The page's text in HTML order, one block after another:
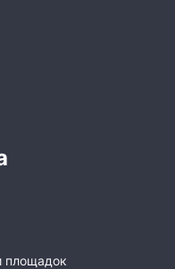
площадок